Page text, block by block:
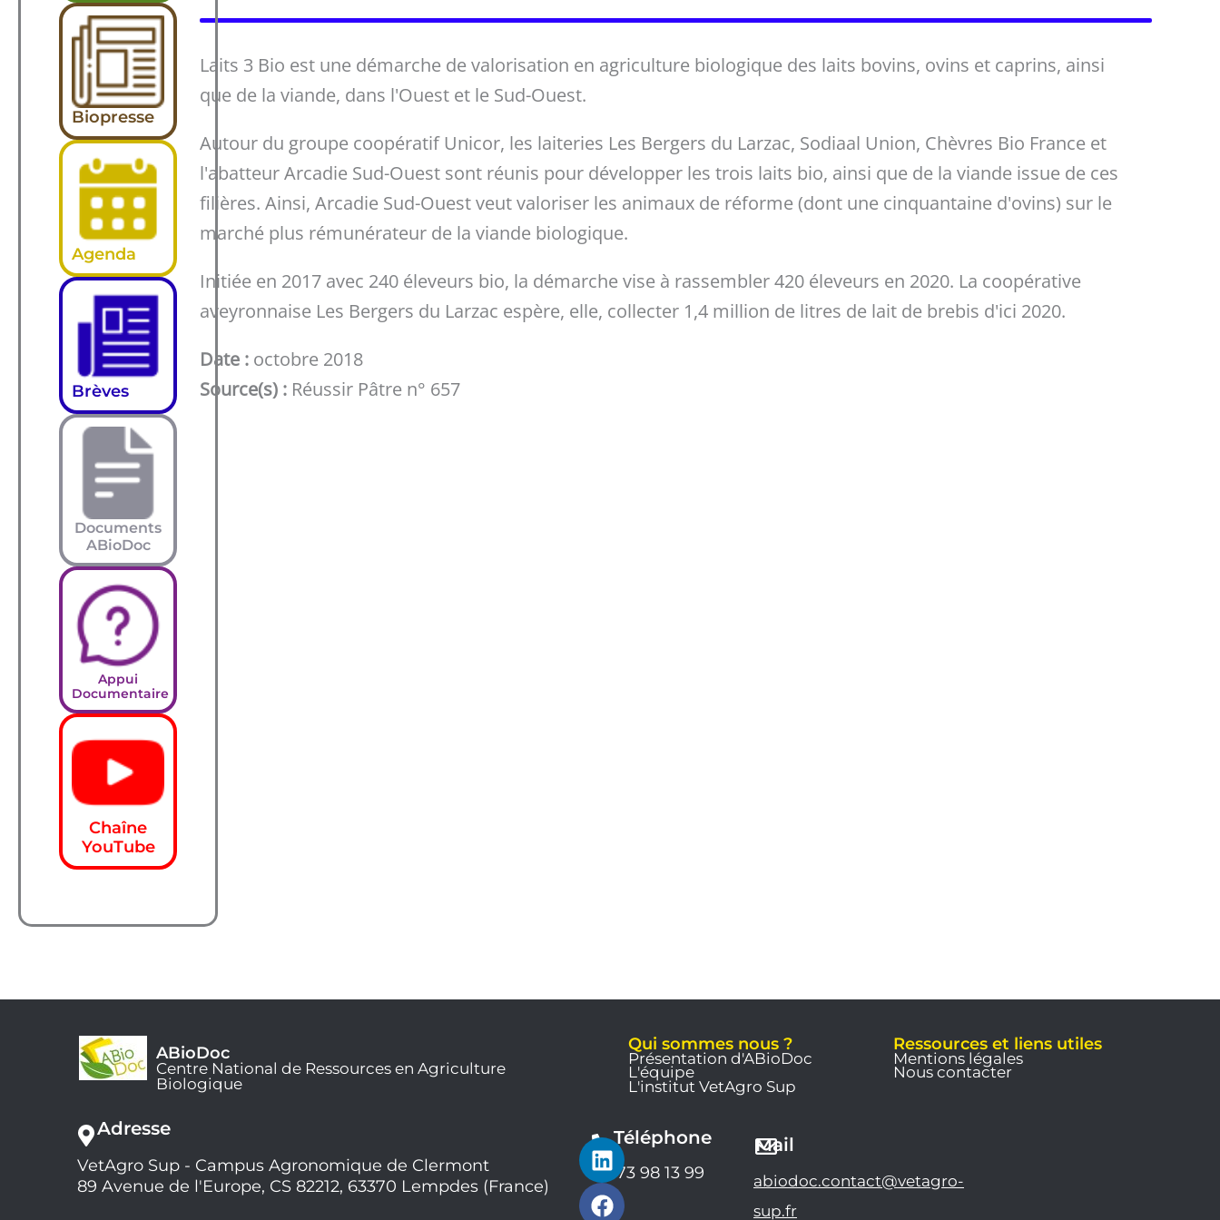
Biopresse
Agenda
Brèves
Documents
ABioDoc
Appui
Documentaire
Chaîne
YouTube
Laits 3 Bio est une démarche de valorisation en agriculture biologique des laits bovins, ovins et caprins, ainsi
que de la viande, dans l'Ouest et le Sud-Ouest.
Autour du groupe coopératif Unicor, les laiteries Les Bergers du Larzac, Sodiaal Union, Chèvres Bio France et
l'abatteur Arcadie Sud-Ouest sont réunis pour développer les trois laits bio, ainsi que de la viande issue de ces
filières. Ainsi, Arcadie Sud-Ouest veut valoriser les animaux de réforme (dont une cinquantaine d'ovins) sur le
marché plus rémunérateur de la viande biologique.
Initiée en 2017 avec 240 éleveurs bio, la démarche vise à rassembler 420 éleveurs en 2020. La coopérative
aveyronnaise Les Bergers du Larzac espère, elle, collecter 1,4 million de litres de lait de brebis d'ici 2020.
Date : octobre 2018
Source(s) : Réussir Pâtre n° 657
ABioDoc
Centre National de Ressources en Agriculture
Biologique
Adresse
VetAgro Sup - Campus Agronomique de Clermont
89 Avenue de l'Europe, CS 82212, 63370 Lempdes (France)
Téléphone
04 73 98 13 99
Mail
abiodoc.contact@vetagro-
sup.fr
L
i
n
F
a
c
Y
o
u
Qui sommes nous ?
Présentation d'ABioDoc
L'équipe
L'institut VetAgro Sup
Ressources et liens utiles
Mentions légales
Nous contacter